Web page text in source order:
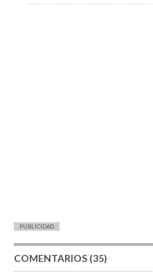
PUBLICIDAD
COMENTARIOS (35)